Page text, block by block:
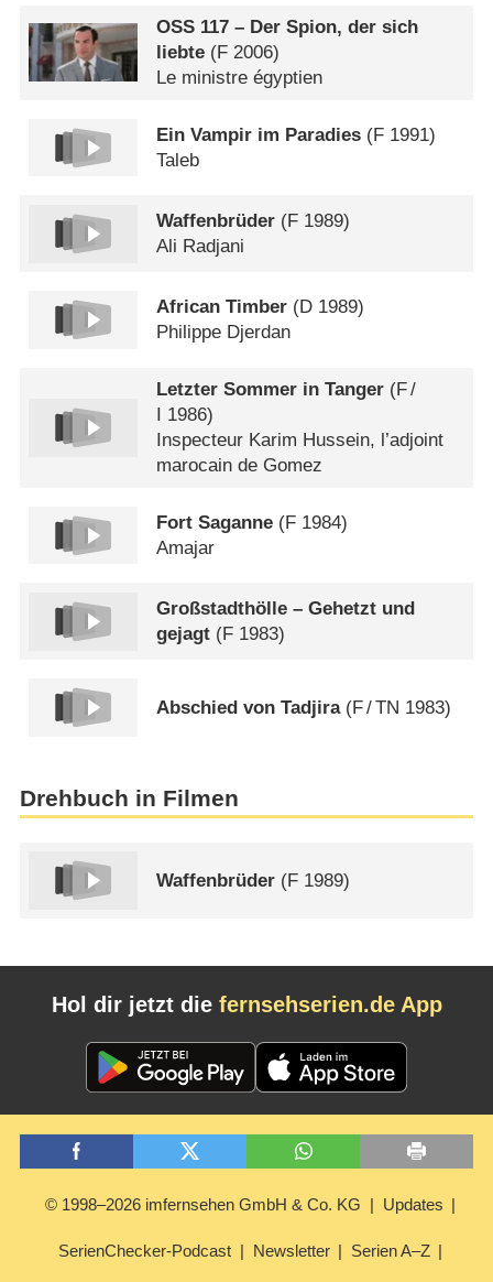
OSS 117 – Der Spion, der sich
liebte (F 2006)
Le ministre égyptien
Ein Vampir im Paradies (F 1991)
Taleb
Waffenbrüder (F 1989)
Ali Radjani
African Timber (D 1989)
Philippe Djerdan
Letzter Sommer in Tanger (F/
1986)
Inspecteur Karim Hussein, l’adjoint
marocain de Gomez
Fort Saganne (F 1984)
Amajar
Großstadthölle – Gehetzt und
gejagt (F 1983)
Abschied von Tadjira(F/TN 1983)
Drehbuch in Filmen
Waffenbrüder (F 1989)
Hol dir jetzt die fernsehserien.de App
© 1998–2026 imfernsehen GmbH & Co. KG Updates
SerienChecker-Podcast Newsletter Serien A–Z